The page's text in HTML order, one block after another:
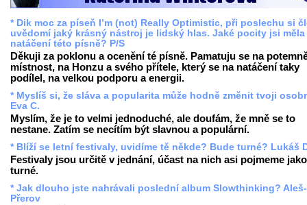
* Dik moc za píseň I’m (not) Really Optimistic, při poslechu si
uvědomí jaký krásný nástroj je lidský hlas. Jaké pocity jsi měla
natáčení této písně? P/S
Děkuji za poklonu a ocenění té písně. Pamatuju se na
místnost, na Honzu a svého přítele, který se na natáčení taky
podílel, na velkou podporu a energii.
* Myslíš si, že sláva a popularita může hodně změnit tvoji
Eva C.
Myslím, že je to velmi jednoduché, ale doufám, že mně se to
nestane. Zatím se necítím být slavnou a populární.
* Blíží se letní festivaly, uvidíme tě někde? Bude turné? Lukáš
Festivaly jsou určitě v jednání, účast na nich asi pojmeme jako
turné.
* Jak dlouho jste nahrávali poslední album Slowthinking? Aleš-
Přerov